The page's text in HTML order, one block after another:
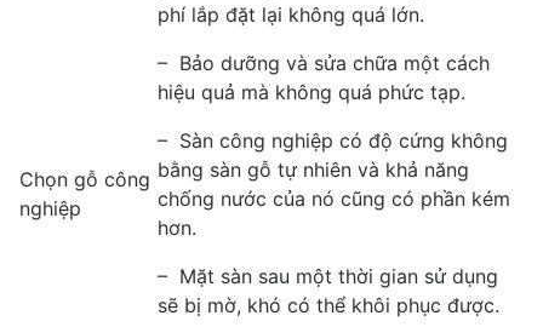
Chọn gỗ công
nghiệp
phí lắp đặt lại không quá lớn.
– Bảo dưỡng và sửa chữa một cách
hiệu quả mà không quá phức tạp.
– Sàn công nghiệp có độ cứng không
bằng sàn gỗ tự nhiên và khả năng
chống nước của nó cũng có phần kém
hơn.
– Mặt sàn sau một thời gian sử dụng
sẽ bị mờ, khó có thể khôi phục được.